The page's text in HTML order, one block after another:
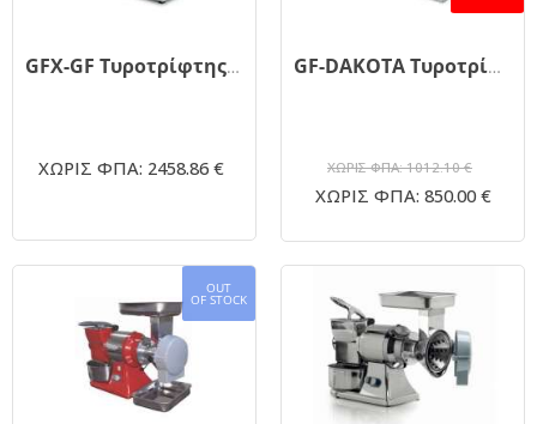
GFX-GF Τυροτρίφτης 4hp
ΧΩΡΙΣ ΦΠΑ: 2458.86 €
GF-DAKOTA Τυροτρίφτης ανοξείδωτος
ΧΩΡΙΣ ΦΠΑ: 1012.10 €
ΧΩΡΙΣ ΦΠΑ: 850.00 €
OUT
OF STOCK